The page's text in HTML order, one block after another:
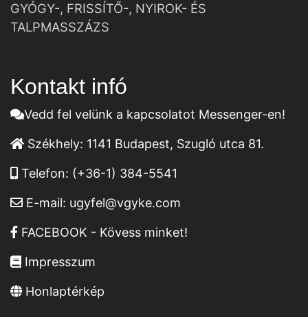
GYÓGY-, FRISSÍTŐ-, NYIROK- ÉS
TALPMASSZÁZS
Kontakt infó
Vedd fel velünk a kapcsolatot Messenger-en!
Székhely: 1141 Budapest, Szugló utca 81.
Telefon: (+36-1) 384-5541
E-mail: ugyfel@vgyke.com
FACEBOOK - Kövess minket!
Impresszum
Honlaptérkép